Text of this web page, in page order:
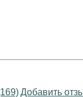
Добавить